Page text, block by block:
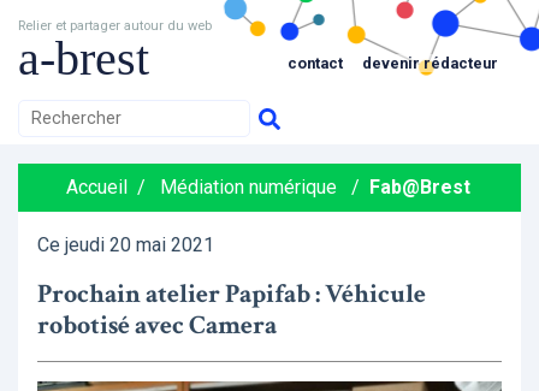
Relier et partager autour du web
a-brest contact devenir rédacteur
Accueil / Médiation numérique / Fab@Brest
Ce jeudi 20 mai 2021
Prochain atelier Papifab : Véhicule
robotisé avec Camera